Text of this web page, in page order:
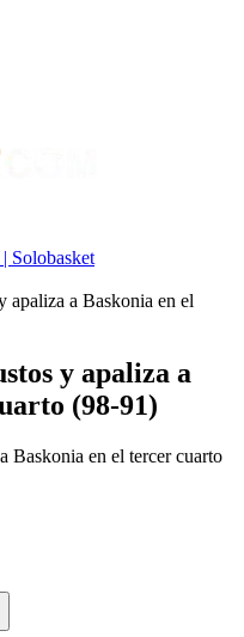
Solobasket
apaliza a Baskonia en el
y apaliza a
(98-91)
Baskonia en el tercer cuarto